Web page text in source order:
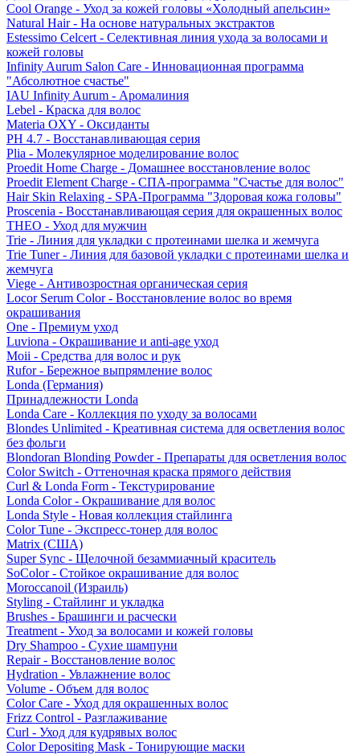
Cool Orange - Уход за кожей головы «Холодный апельсин»
Natural Hair - На основе натуральных экстрактов
Estessimo Celcert - Селективная линия ухода за волосами и
кожей головы
Infinity Aurum Salon Care - Инновационная программа
"Абсолютное счастье"
IAU Infinity Aurum - Аромалиния
Lebel - Краска для волос
Materia OXY - Оксиданты
PH 4.7 - Восстанавливающая серия
Plia - Молекулярное моделирование волос
Proedit Home Charge - Домашнее восстановление волос
Proedit Element Charge - СПА-программа "Счастье для волос"
Hair Skin Relaxing - SPA-Программа "Здоровая кожа головы"
Proscenia - Восстанавливающая серия для окрашенных волос
THEO - Уход для мужчин
Trie - Линия для укладки с протеинами шелка и жемчуга
Trie Tuner - Линия для базовой укладки с протеинами шелка и
жемчуга
Viege - Антивозростная органическая серия
Locor Serum Color - Восстановление волос во время
окрашивания
One - Премиум уход
Luviona - Окрашивание и anti-age уход
Moii - Средства для волос и рук
Rufor - Бережное выпрямление волос
Londa (Германия)
Принадлежности Londa
Londa Care - Коллекция по уходу за волосами
Blondes Unlimited - Креативная система для осветления волос
без фольги
Blondoran Blonding Powder - Препараты для осветления волос
Color Switch - Оттеночная краска прямого действия
Curl & Londa Form - Текстурирование
Londa Color - Окрашивание для волос
Londa Style - Новая коллекция стайлинга
Color Tune - Экспресс-тонер для волос
Matrix (США)
Super Sync - Щелочной безаммиачный краситель
SoColor - Стойкое окрашивание для волос
Moroccanoil (Израиль)
Styling - Стайлинг и укладка
Brushes - Брашинги и расчески
Treatment - Уход за волосами и кожей головы
Dry Shampoo - Сухие шампуни
Repair - Восстановление волос
Hydration - Увлажнение волос
Volume - Объем для волос
Color Care - Уход для окрашенных волос
Frizz Control - Разглаживание
Curl - Уход для кудрявых волос
Color Depositing Mask - Тонирующие маски